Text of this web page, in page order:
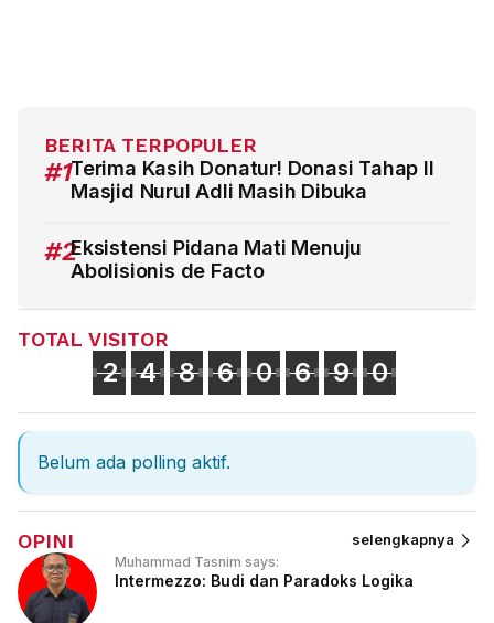
BERITA TERPOPULER
#1Terima Kasih Donatur! Donasi Tahap II
Masjid Nurul Adli Masih Dibuka
#2Eksistensi Pidana Mati Menuju
Abolisionis de Facto
TOTAL VISITOR
2 4 8 6 0 6 9 0
Belum ada polling aktif.
OPINI selengkapnya
Muhammad Tasnim says:
Intermezzo: Budi dan Paradoks Logika